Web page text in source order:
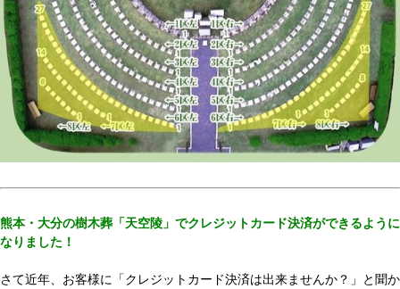
熊本・大分の樹木葬「天空陵」でクレジットカード決済ができるように
なりました！
さて近年、お客様に「クレジットカード決済は出来ませんか？」と聞か